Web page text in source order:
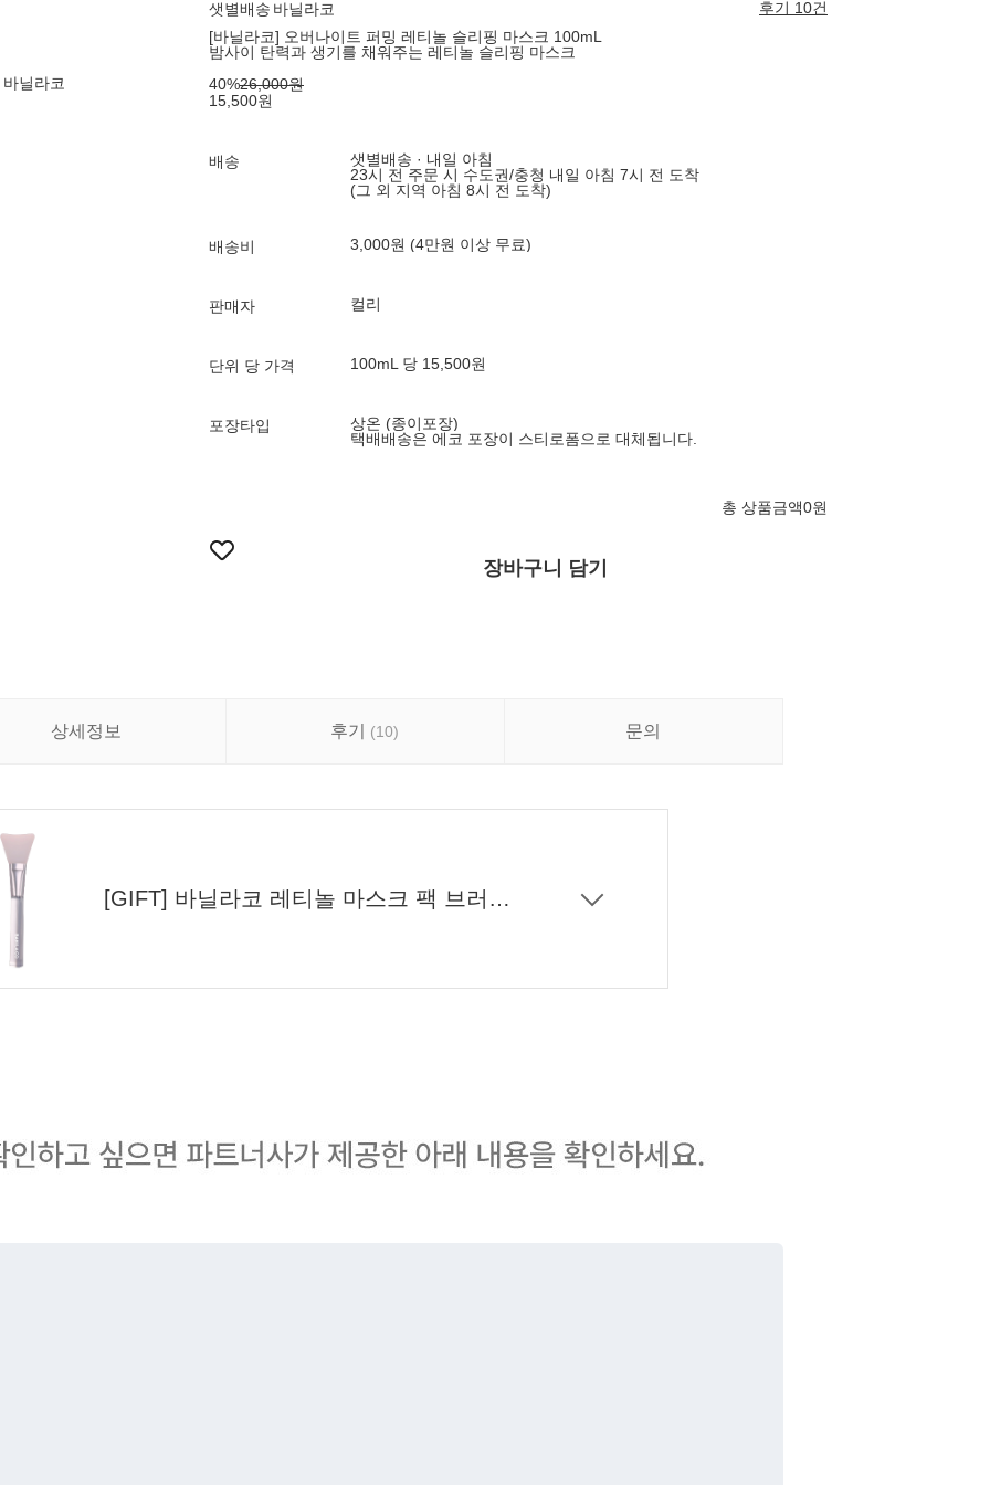
닐라코
샛별배송 바닐라코
후기 10건
[바닐라코] 오버나이트 퍼밍 레티놀 슬리핑 마스크 100mL
밤사이 탄력과 생기를 채워주는 레티놀 슬리핑 마스크
40%26,000원
15,500원
배송
샛별배송 · 내일 아침
23시 전 주문 시 수도권/충청 내일 아침 7시 전 도착
(그 외 지역 아침 8시 전 도착)
배송비 3,000원 (4만원 이상 무료)
판매자 컬리
단위 당 가격 100mL 당 15,500원
포장타입
상온 (종이포장)
택배배송은 에코 포장이 스티로폼으로 대체됩니다.
총 상품금액0원
장바구니 담기
상세정보 후기 (10) 문의
[GIFT] 바닐라코 레티놀 마스크 팩 브러쉬 단독 증정 ♡